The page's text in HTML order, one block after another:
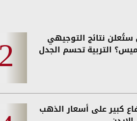
نتائج التوجيهي
التربية تحسم الجدل
كبير على أسعار الذهب